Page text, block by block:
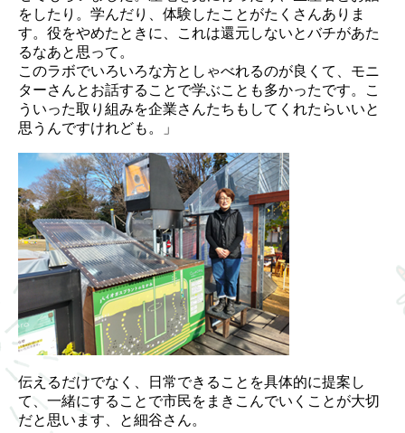
をしたり。学んだり、体験したことがたくさんありま
す。役をやめたときに、これは還元しないとバチがあた
るなあと思って。
このラボでいろいろな方としゃべれるのが良くて、モニ
ターさんとお話することで学ぶことも多かったです。こ
ういった取り組みを企業さんたちもしてくれたらいいと
思うんですけれども。」
伝えるだけでなく、日常できることを具体的に提案し
て、一緒にすることで市民をまきこんでいくことが大切
だと思います、と細谷さん。